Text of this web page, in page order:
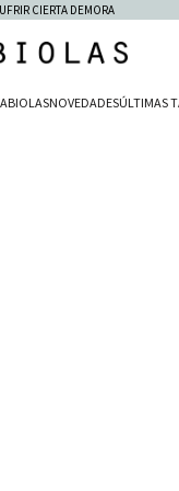
CIERTA DEMORA
NOVEDADESÚLTIMAS